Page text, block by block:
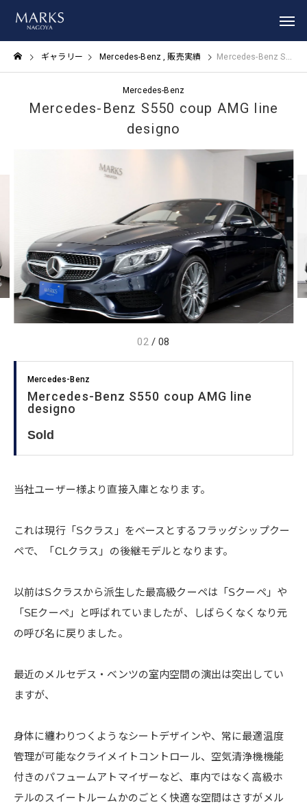
ギャラリー Mercedes-Benz 販売実績 Mercedes-Benz S550 coup AMG line designo
Mercedes-Benz
Mercedes-Benz S550 coup AMG line
designo
02/08
Mercedes-Benz
Mercedes-Benz S550 coup AMG line
designo
Sold
当社ユーザー様より直接入庫となります。
これは現行「Sクラス」をベースとするフラッグシップクー
ペで、「CLクラス」の後継モデルとなります。
以前はSクラスから派生した最高級クーペは「Sクーペ」や
「SEクーペ」と呼ばれていましたが、しばらくなくなり元
の呼び名に戻りました。
最近のメルセデス・ベンツの室内空間の演出は突出してい
ますが、
身体に纏わりつくようなシートデザインや、常に最適温度
管理が可能なクライメイトコントロール、空気清浄機機能
付きのパフュームアトマイザーなど、車内ではなく高級ホ
テルのスイートルームかのごとく快適な空間はさすがメル